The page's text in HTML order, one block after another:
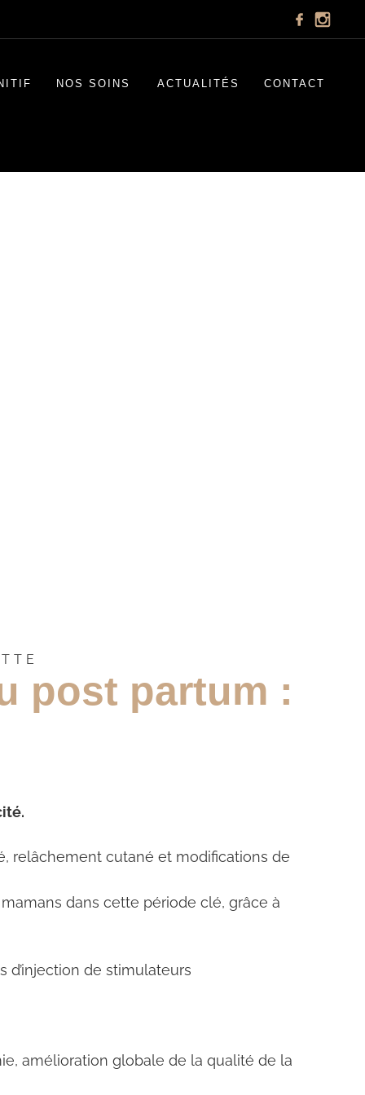
NOS SOINS ACTUALITÉS CONTACT
post partum :
relâchement cutané et modifications de
dans cette période clé, grâce à
d’injection de stimulateurs
amélioration globale de la qualité de la